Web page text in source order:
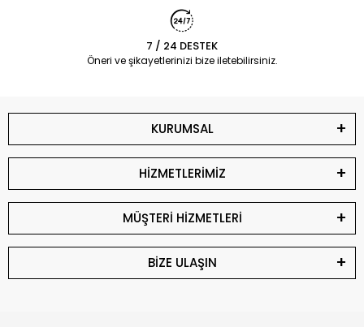
7 / 24 DESTEK
Öneri ve şikayetlerinizi bize iletebilirsiniz.
KURUMSAL
HİZMETLERİMİZ
MÜŞTERİ HİZMETLERİ
BİZE ULAŞIN